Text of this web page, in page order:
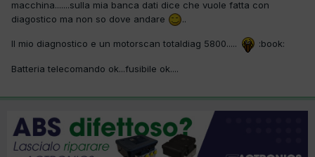
macchina.......sulla mia banca dati dice che vuole fatta con
diagostico ma non so dove andare
..
Il mio diagnostico e un motorscan totaldiag 5800..... :book:
Batteria telecomando ok...fusibile ok....